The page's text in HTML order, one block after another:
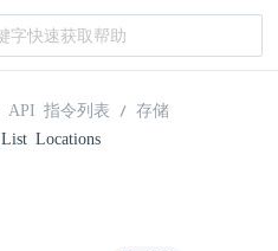
API 指令列表
存储
List Locations